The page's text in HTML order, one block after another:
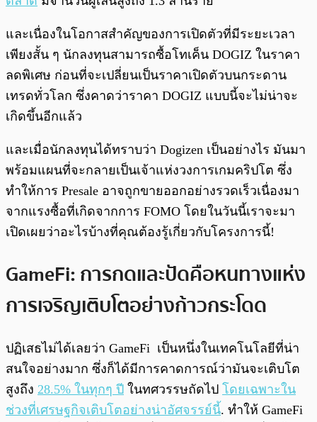
และเนื่องในโอกาสสำคัญของการเปิดตัวที่มีระยะเวลา
เพียงสั้น ๆ นักลงทุนสามารถซื้อโทเค็น DOGIZ ในราคา
ลดพิเศษ ก่อนที่จะเปลี่ยนเป็นราคาเปิดตัวบนกระดาน
เทรดทั่วโลก ซึ่งคาดว่าราคา DOGIZ แบบนี้จะไม่น่าจะ
เกิดขึ้นอีกแล้ว
และเมื่อนักลงทุนได้ทราบว่า Dogizen เป็นอย่างไร มันมา
พร้อมแผนที่จะกลายเป็นเจ้าแห่งวงการเกมคริปโต ซึ่ง
ทำให้การ Presale อาจถูกขายออกอย่างรวดเร็วเนื่องมา
จากแรงซื้อที่เกิดจากการ FOMO โดยในวันนี้เราจะมา
เปิดเผยว่าอะไรบ้างที่คุณต้องรู้เกี่ยวกับโครงการนี้!
GameFi: การกดและปัดคือหนทางแห่ง
การเจริญเติบโตอย่างก้าวกระโดด
ปฏิเสธไม่ได้เลยว่า GameFi เป็นหนึ่งในเทคโนโลยีที่น่า
สนใจอย่างมาก ซึ่งก็ได้มีการคาดการณ์ว่ามันจะเติบโต
สูงถึง 28.5% ในทุกๆ ปี ในทศวรรษถัดไป โดยเฉพาะใน
ช่วงที่เศรษฐกิจเติบโตอย่างน่าอัศจรรย์นี้. ทำให้ GameFi